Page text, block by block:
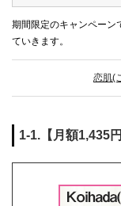
期間限定のキャンペーン
ていきます。
恋肌(
1-1.【月額1,435